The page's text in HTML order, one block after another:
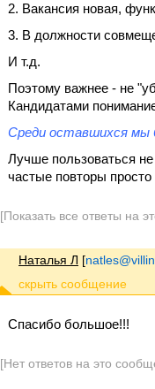
2. Вакансия новая,
3. В должности
И т.д.
Поэтому важнее - не
Кандидатами
Среди оставшихся мы
Лучше пользоваться
частые повторы
[Показать все ответы на
Наталья Л [
Спасибо большое!!!
[Нет ответов на это